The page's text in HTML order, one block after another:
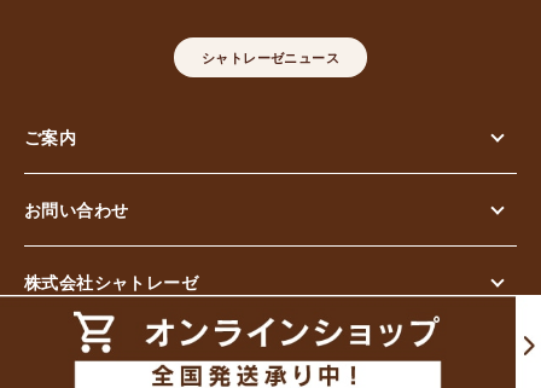
シャトレーゼニュース
ご案内
お問い合わせ
株式会社シャトレーゼ
© Chateraise Co.,Ltd. All Rights Reserved.